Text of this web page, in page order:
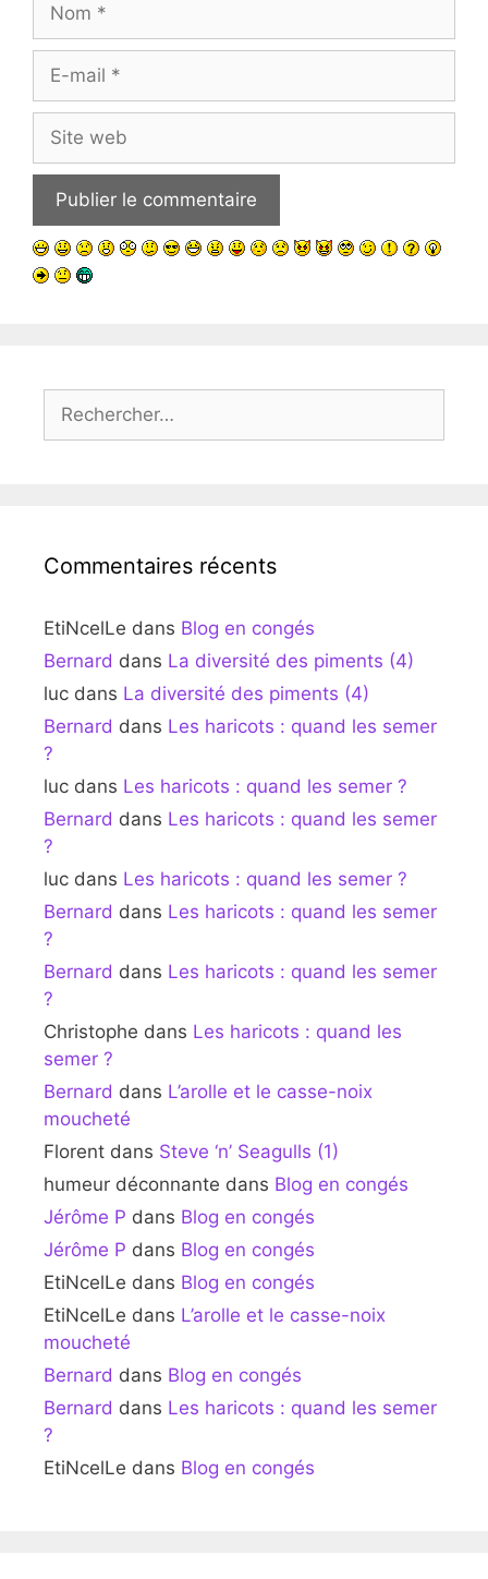
mail
web
Commentaires récents
EtiNcelLe dans Blog en congés
Bernard dans La diversité des piments (4)
luc dans La diversité des piments (4)
Bernard dans Les haricots : quand les semer
?
luc dans Les haricots : quand les semer ?
Bernard dans Les haricots : quand les semer
?
luc dans Les haricots : quand les semer ?
Bernard dans Les haricots : quand les semer
?
Bernard dans Les haricots : quand les semer
?
Christophe dans Les haricots : quand les
semer ?
Bernard dans L’arolle et le casse-noix
moucheté
Florent dans Steve ‘n’ Seagulls (1)
humeur déconnante dans Blog en congés
Jérôme P dans Blog en congés
Jérôme P dans Blog en congés
EtiNcelLe dans Blog en congés
EtiNcelLe dans L’arolle et le casse-noix
moucheté
Bernard dans Blog en congés
Bernard dans Les haricots : quand les semer
?
EtiNcelLe dans Blog en congés